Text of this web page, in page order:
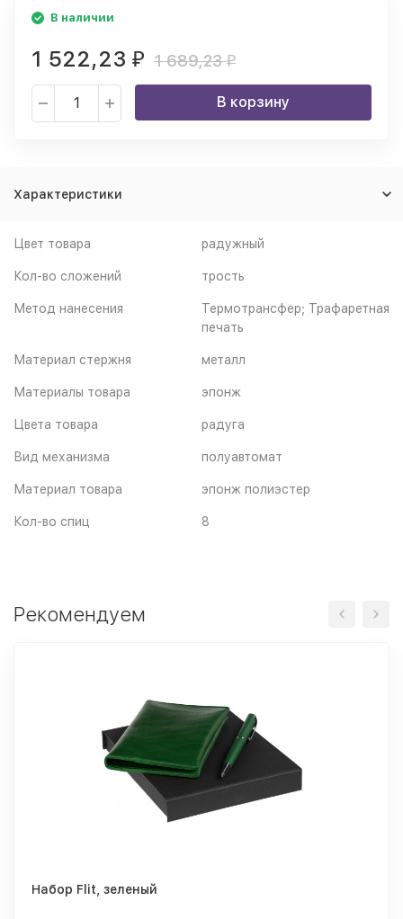
В наличии
1 522,23 ₽ 1 689,23₽
В корзину
Характеристики
Цвет товара радужный
Кол-во сложений трость
Метод нанесения
Термотрансфер; Трафаретная
печать
Материал стержня металл
Материалы товара эпонж
Цвета товара радуга
Вид механизма полуавтомат
Материал товара эпонж полиэстер
Кол-во спиц 8
Рекомендуем
Набор Flit, зеленый